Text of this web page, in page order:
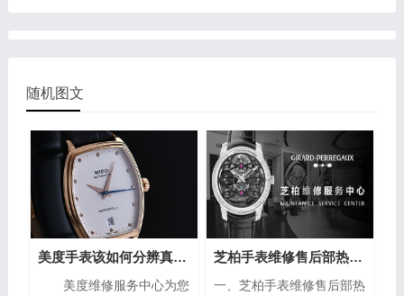
随机图文
美度手表该如何分辨真假？（手表的分辨方法）
美度维修服务中心为您
芝柏手表维修售后部热线电话(专业芝柏手表维修服务，售后热线24小时为您解答)
一、芝柏手表维修售后部热